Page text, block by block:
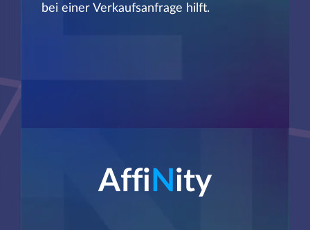
bei einer Verkaufsanfrage hilft.
Affi Nity